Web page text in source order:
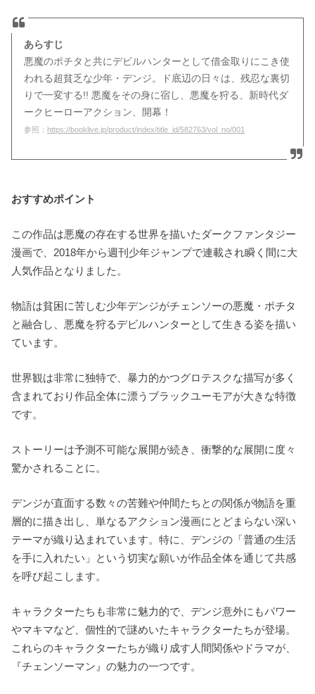
あらすじ
悪魔のポチタと共にデビルハンターとして借金取りにこき使
われる超貧乏な少年・デンジ。ド底辺の日々は、残忍な裏切
りで一変する!! 悪魔をその身に宿し、悪魔を狩る、新時代ダ
ークヒーローアクション、開幕！
参照： https://booklive.jp/product/index/title_id/582763/vol_no/001
おすすめポイント
この作品は悪魔の存在する世界を描いたダークファンタジー
漫画で、2018年から週刊少年ジャンプで連載され瞬く間に大
人気作品となりました。
物語は貧困に苦しむ少年デンジがチェンソーの悪魔・ポチタ
と融合し、悪魔を狩るデビルハンターとして生きる姿を描い
ています。
世界観は非常に独特で、暴力的かつグロテスクな描写が多く
含まれており作品全体に漂うブラックユーモアが大きな特徴
です。
ストーリーは予測不可能な展開が続き、衝撃的な展開に度々
驚かされることに。
デンジが直面する数々の苦難や仲間たちとの関係が物語を重
層的に描き出し、単なるアクション漫画にとどまらない深い
テーマが織り込まれています。特に、デンジの「普通の生活
を手に入れたい」という切実な願いが作品全体を通じて共感
を呼び起こします。
キャラクターたちも非常に魅力的で、デンジ意外にもパワー
やマキマなど、個性的で謎めいたキャラクターたちが登場。
これらのキャラクターたちが織り成す人間関係やドラマが、
『チェンソーマン』の魅力の一つです。